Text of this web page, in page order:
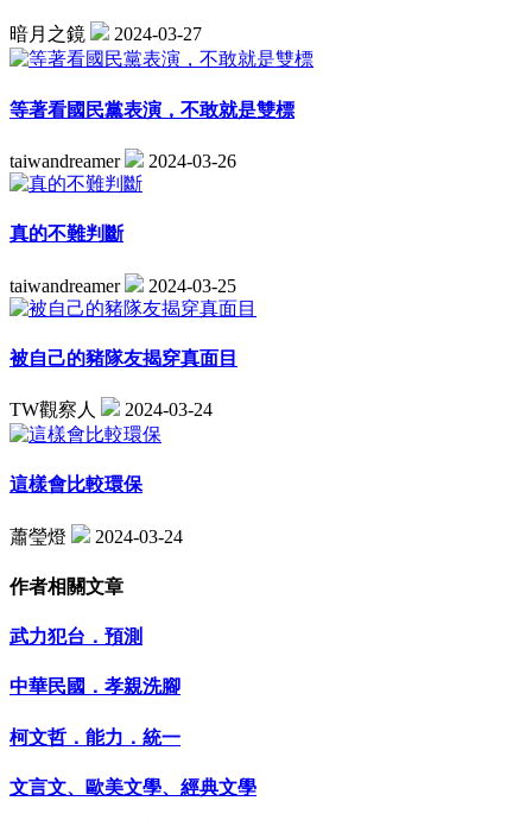
暗月之鏡 2024-03-27
等著看國民黨表演，不敢就是雙標
taiwandreamer 2024-03-26
真的不難判斷
taiwandreamer 2024-03-25
被自己的豬隊友揭穿真面目
TW觀察人 2024-03-24
這樣會比較環保
蕭瑩燈 2024-03-24
作者相關文章
武力犯台．預測
中華民國．孝親洗腳
柯文哲．能力．統一
文言文、歐美文學、經典文學